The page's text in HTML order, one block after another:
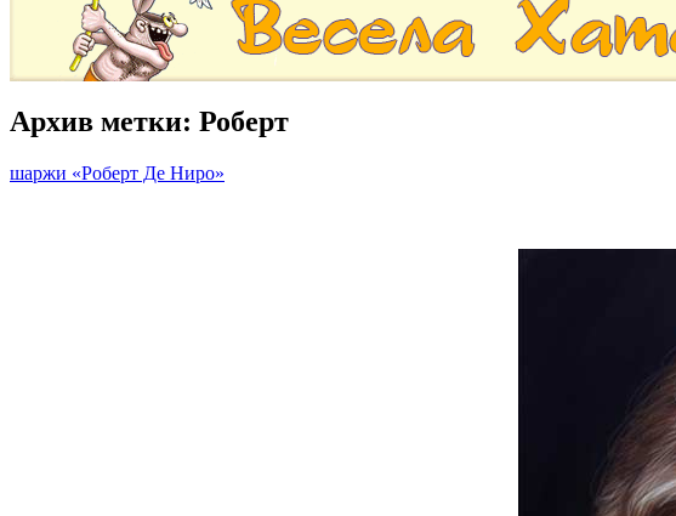
Архив метки: Роберт
шаржи «Роберт Де Ниро»